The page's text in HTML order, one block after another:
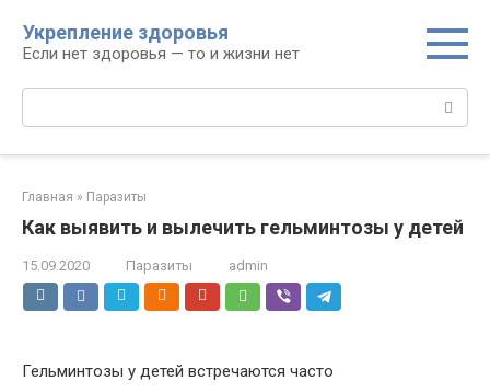
контенту
Укрепление здоровья
Если нет здоровья — то и жизни нет
Поиск:
Главная » Паразиты
Как выявить и вылечить гельминтозы у детей
15.09.2020 Паразиты admin
Гельминтозы у детей встречаются часто